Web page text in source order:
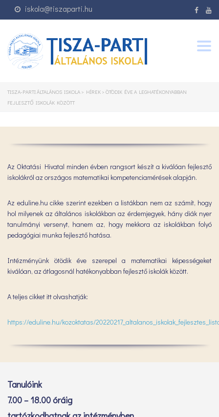
iskola@tiszaparti.hu
TISZA-PARTI ÁLTALÁNOS ISKOLA > HÍREK > ÖTÖDIK ÉVE A LEGHATÉKONYABBAN
FEJLESZTŐ ISKOLÁK KÖZÖTT
Az Oktatási Hivatal minden évben rangsort készít a kiválóan fejlesztő
iskolákról az országos matematikai kompetenciamérések alapján.
Az eduline.hu cikke szerint ezekben a listákban nem az számít, hogy
hol milyenek az általános iskolákban az érdemjegyek, hány diák nyer
tanulmányi versenyt, hanem az, hogy mekkora az iskolákban folyó
pedagógiai munka fejlesztő hatása.
Intézményünk ötödik éve szerepel a matematikai képességeket
kiválóan, az átlagosnál hatékonyabban fejlesztő iskolák között.
A teljes cikket itt olvashatják:
https://eduline.hu/kozoktatas/
Tanulóink
7.00 – 18.00 óráig